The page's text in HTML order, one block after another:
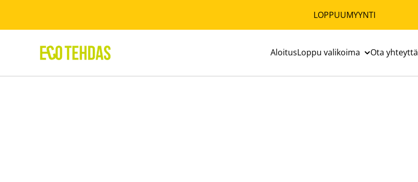
LOPPUUMYYNTI
AloitusLoppu valikoima Ota yhteyttä